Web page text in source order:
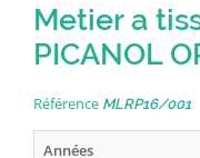
Metier a
PICANOL
Référence MLRP16/001
Années